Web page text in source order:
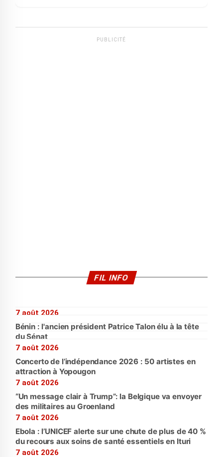
PUBLICITÉ
FIL INFO
7 août 2026
Bénin : l'ancien président Patrice Talon élu à la tête
du Sénat
7 août 2026
Concerto de l’indépendance 2026 : 50 artistes en
attraction à Yopougon
7 août 2026
“Un message clair à Trump”: la Belgique va envoyer
des militaires au Groenland
7 août 2026
Ebola : l’UNICEF alerte sur une chute de plus de 40 %
du recours aux soins de santé essentiels en Ituri
7 août 2026